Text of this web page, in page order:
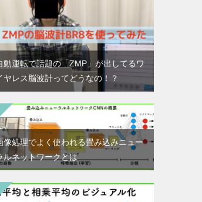
動運転で話題の「ZMP」が出してるワ
ヤレス脳波計ってどうなの！？
像処理でよく使われる畳み込みニュー
ルネットワークとは